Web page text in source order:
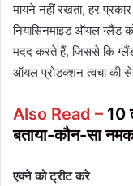
मायने नहीं रखता, हर
नियासिनमाइड ऑयल
मदद करते हैं, जिससे कि
ऑयल प्रोडक्शन त्वचा की
Also Read – 10
बताया-कौन-सा
एक्ने को ट्रीट करे